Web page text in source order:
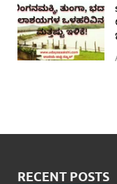
RECENT POSTS